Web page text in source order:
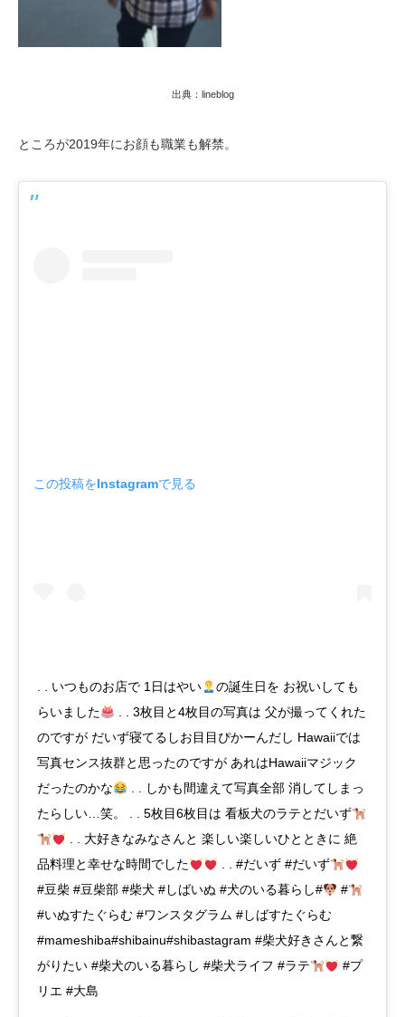
出典：lineblog
ところが2019年にお顔も職業も解禁。
この投稿をInstagramで見る
. . いつものお店で 1日はやい
の誕生日を お祝いしても
らいました
. . 3枚目と4枚目の写真は 父が撮ってくれた
のですが だいず寝てるしお目目ぴかーんだし Hawaiiでは
写真センス抜群と思ったのですが あれはHawaiiマジック
だったのかな
. . しかも間違えて写真全部 消してしまっ
たらしい…笑。 . . 5枚目6枚目は 看板犬のラテとだいず
. . 大好きなみなさんと 楽しい楽しいひとときに 絶
品料理と幸せな時間でした
. . #だいず #だいず
#豆柴 #豆柴部 #柴犬 #しばいぬ #犬のいる暮らし#
#
#いぬすたぐらむ #ワンスタグラム #しばすたぐらむ
#mameshiba#shibainu#shibastagram #柴犬好きさんと繋
がりたい #柴犬のいる暮らし #柴犬ライフ #ラテ
#プ
リエ #大島